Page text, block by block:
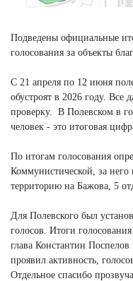
Подведены официальные
голосования за объекты
С 21 апреля по 12 июня
обустроят в 2026 году.
проверку. В Полевском в
человек - это итоговая
По итогам голосования
Коммунистической, за него
территорию на Бажова, 5
Для Полевского был
голосов. Итоги
глава Константин
проявил активность,
Отдельное спасибо